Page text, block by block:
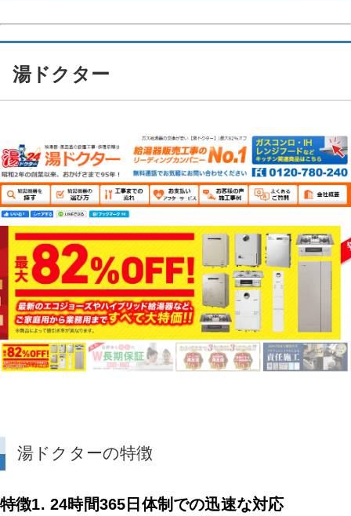
湯ドクター
湯ドクターの特徴
特徴1. 24時間365日体制での迅速な対応